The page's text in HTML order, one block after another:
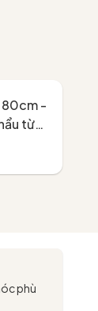
80cm -
từ
phù